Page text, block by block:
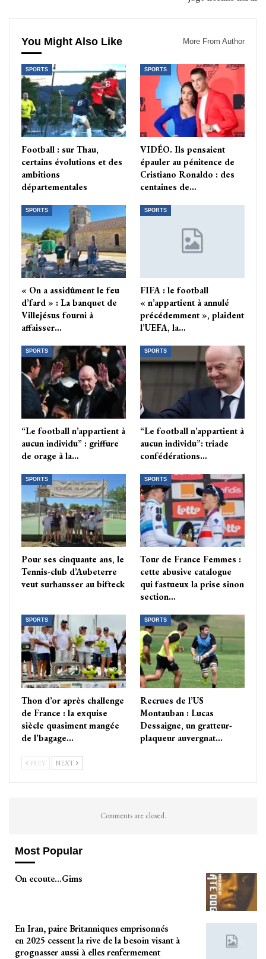
You Might Also Like More From Author
SPORTS
Football : sur Thau,
certains évolutions et des
ambitions
départementales
SPORTS
VIDÉO. Ils pensaient
épauler au pénitence de
Cristiano Ronaldo : des
centaines de…
SPORTS
« On a assidûment le feu
d’fard » : La banquet de
Villejésus fourni à
affaisser…
SPORTS
FIFA : le football
« n’appartient à annulé
précédemment », plaident
l’UEFA, la…
SPORTS
“Le football n’appartient à
aucun individu” : griffure
de orage à la…
SPORTS
“Le football n’appartient à
aucun individu”: triade
confédérations…
SPORTS
Pour ses cinquante ans, le
Tennis-club d’Aubeterre
veut surhausser au bifteck
SPORTS
Tour de France Femmes :
cette abusive catalogue
qui fastueux la prise sinon
section…
SPORTS
Thon d’or après challenge
de France : la exquise
siècle quasiment mangée
de l’bagage…
SPORTS
Recrues de l’US
Montauban : Lucas
Dessaigne, un gratteur-
plaqueur auvergnat…
PREV NEXT
Comments are closed.
Most Popular
On ecoute…Gims
En Iran, paire Britanniques emprisonnés
en 2025 cessent la rive de la besoin visant à
grognasser aussi à elles renfermement